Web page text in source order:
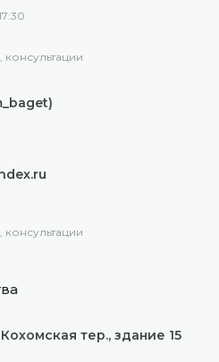
тер., здание 15